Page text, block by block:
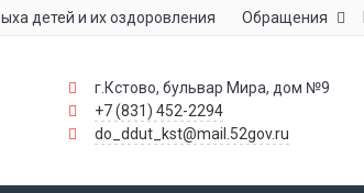
детей и их оздоровления Обращения
г.Кстово, бульвар Мира, дом №9
+7 (831) 452-2294
do_ddut_kst@mail.52gov.ru